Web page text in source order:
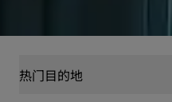
热门目的地